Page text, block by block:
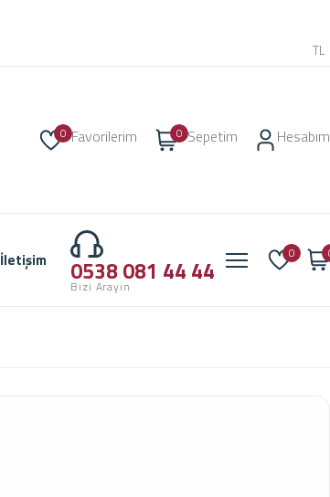
TL
0 Favorilerim 0 Sepetim Hesabım
İletişim 0538 081 44 44
Bizi Arayın
0